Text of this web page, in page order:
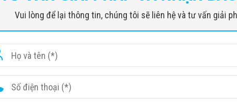
Vui lòng để lại thông tin, chúng tôi sẽ liên hệ và tư vấn giải